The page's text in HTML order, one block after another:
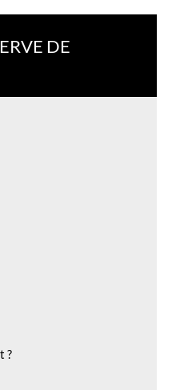
DE
?